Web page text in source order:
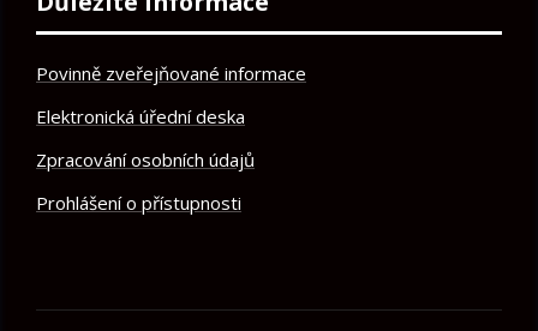
Povinně zveřejňované informace
Elektronická úřední deska
Zpracování osobních údajů
Prohlášení o přístupnosti